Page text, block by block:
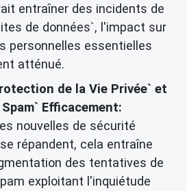
entraîner des incidents de
de données`, l'impact sur
personnelles essentielles
atténué.
de la Vie Privée` et
Efficacement:
nouvelles de sécurité
répandent, cela entraîne
des tentatives de
exploitant l'inquiétude